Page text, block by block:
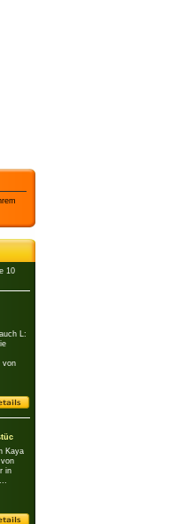
10
L:
von
Kaya
in